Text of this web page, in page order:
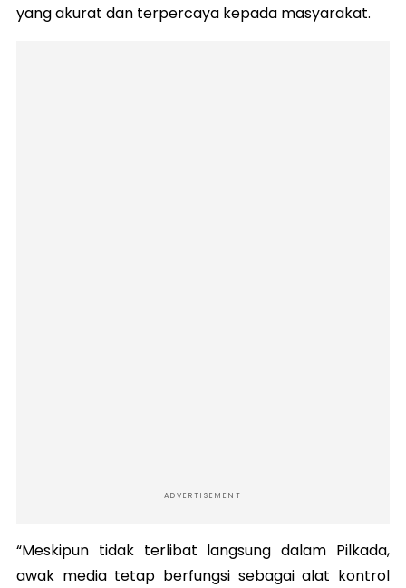
yang akurat dan terpercaya kepada masyarakat.
ADVERTISEMENT
“Meskipun tidak terlibat langsung dalam Pilkada,
awak media tetap berfungsi sebagai alat kontrol